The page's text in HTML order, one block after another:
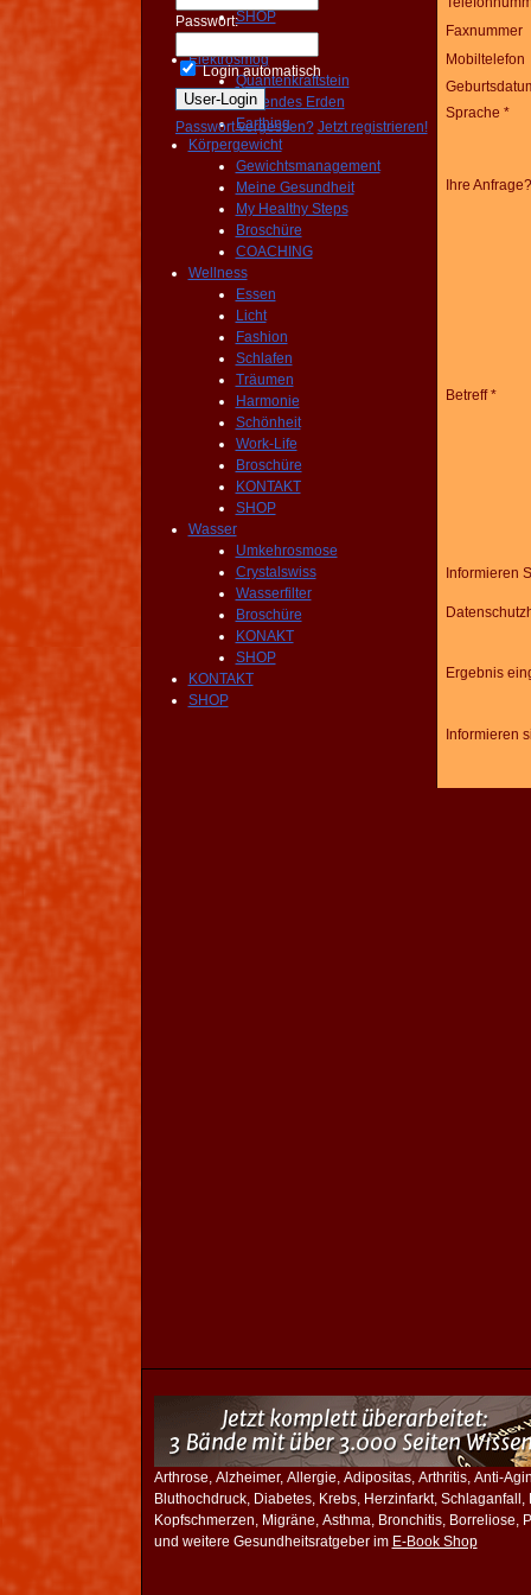
SHOP
KONTAKT
Elektrosmog
Quantenkraftstein
Heilendes Erden
Earthing
Körpergewicht
Gewichtsmanagement
Meine Gesundheit
My Healthy Steps
Broschüre
COACHING
Wellness
Essen
Licht
Fashion
Schlafen
Träumen
Harmonie
Schönheit
Work-Life
Broschüre
KONTAKT
SHOP
Wasser
Umkehrosmose
Crystalswiss
Wasserfilter
Broschüre
KONAKT
SHOP
KONTAKT
SHOP
Passwort:
Login automatisch
Passwort vergessen? Jetzt registrieren!
Faxnummer
Mobiltelefon
Sprache *
Ihre Anfrage?
Betreff *
Informieren
Ergebnis
Informieren
Arthrose, Alzheimer, Allergie, Adipositas, Arthritis, Anti-
Bluthochdruck, Diabetes, Krebs, Herzinfarkt, Schlaganfall,
Kopfschmerzen, Migräne, Asthma, Bronchitis, Borreliose,
und weitere Gesundheitsratgeber im E-Book Shop